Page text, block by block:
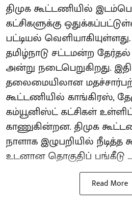
திமுக கூட்டணியில்
கட்சிகளுக்கு
பட்டியல் வெளியாகியுள்ளது.
தமிழ்நாடு சட்டமன்ற
அன்று நடைபெறுகிறது.
தலைமையிலான
கூட்டணியில் காங்கிரஸ்,
கம்யூனிஸ்ட் கட்சிகள்
காணுகின்றன. திமுக
நாளாக இழுபறியில் நீடித்த
உடனான தொகுதிப் பங்கீடு ...
Read More